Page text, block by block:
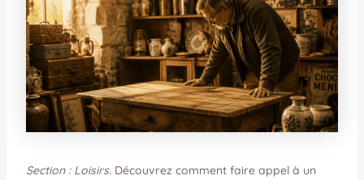
Section : Loisirs.Découvrez comment faire appel à un